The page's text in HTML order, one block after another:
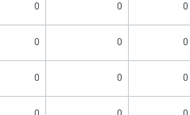
0 0 0
0 0 0
0 0 0